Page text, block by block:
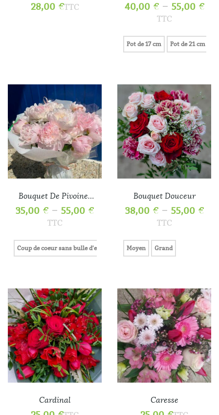
28,00 €TTC 40,00 €– 55,00 €
TTC
Pot de 17 cm Pot de 21 cm
Bouquet De Pivoines
Sublime
35,00 € – 55,00 €
TTC
Coup de coeur sans bulle d'eau Coup de coeur avec bulle d'eau
Bouquet Douceur
38,00 €– 55,00 €
TTC
Moyen Grand
Cardinal Caresse